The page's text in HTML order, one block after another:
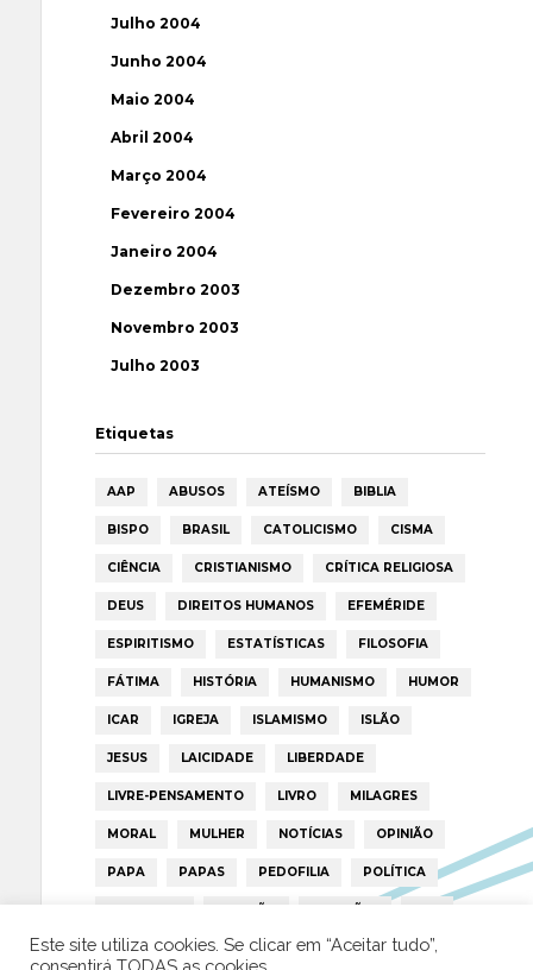
Julho 2004
Junho 2004
Maio 2004
Abril 2004
Março 2004
Fevereiro 2004
Janeiro 2004
Dezembro 2003
Novembro 2003
Julho 2003
Etiquetas
AAP ABUSOS ATEÍSMO BIBLIA
BISPO BRASIL CATOLICISMO CISMA
CIÊNCIA CRISTIANISMO CRÍTICA RELIGIOSA
DEUS DIREITOS HUMANOS EFEMÉRIDE
ESPIRITISMO ESTATÍSTICAS FILOSOFIA
FÁTIMA HISTÓRIA HUMANISMO HUMOR
ICAR IGREJA ISLAMISMO ISLÃO
JESUS LAICIDADE LIBERDADE
LIVRE-PENSAMENTO LIVRO MILAGRES
MORAL MULHER NOTÍCIAS OPINIÃO
PAPA PAPAS PEDOFILIA POLÍTICA
PORTUGAL RELIGIÃO RELIGIÕES RTP
TRUMP VATICANO
Este site utiliza cookies. Se clicar em “Aceitar tudo”,
consentirá TODAS as cookies.